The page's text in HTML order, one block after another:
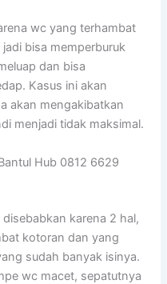
wc yang terhambat
bisa memperburuk
dan bisa
Kasus ini akan
akan mengakibatkan
menjadi tidak maksimal.
Hub 0812 6629
karena 2 hal,
kotoran dan yang
sudah banyak isinya.
wc macet, sepatutnya